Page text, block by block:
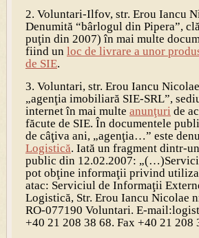
2. Voluntari-Ilfov, str. Erou Iancu
Denumită “bârlogul din Pipera”,
puţin din 2007) în mai multe
fiind un loc de livrare a unor
de SIE.
3. Voluntari, str. Erou Iancu
„agenţia imobiliară SIE-SRL”,
internet în mai multe anunţuride
făcute de SIE. În documentele
de câţiva ani, „agenţia…” este
Logistică. Iată un fragment dintr-
public din 12.02.2007: „(…)
pot obţine informaţii privind
atac: Serviciul de Informaţii
Logistică, Str. Erou Iancu Nicolae
RO-077190 Voluntari. E-
+40 21 208 38 68. Fax +40 21 208